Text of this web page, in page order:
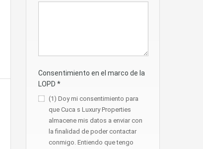
Consentimiento en el marco de la
LOPD *
(1) Doy mi consentimiento para
que Cuca s Luxury Properties
almacene mis datos a enviar con
la finalidad de poder contactar
conmigo. Entiendo que tengo